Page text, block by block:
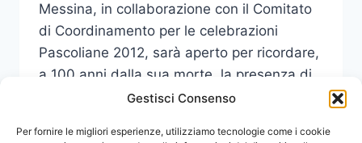
Gestisci Consenso
Per fornire le migliori esperienze, utilizziamo tecnologie come i cookie
Messina, in collaborazione con il Comitato
di Coordinamento per le celebrazioni
Pascoliane 2012, sarà aperto per ricordare,
a 100 anni dalla sua morte, la presenza di
Giovanni Pascoli (1855-1912) a Messina .
LEGGI DI PIÙORTO